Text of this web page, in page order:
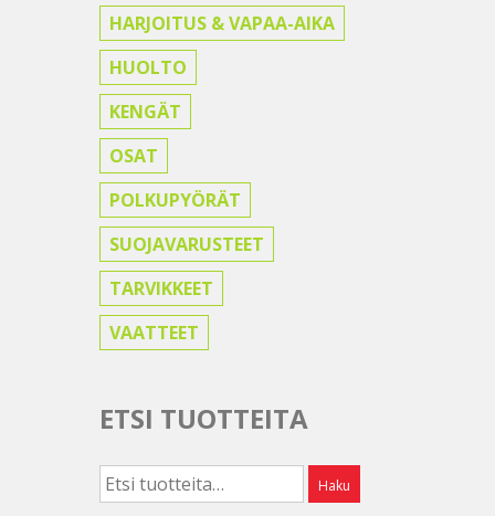
HARJOITUS & VAPAA-AIKA
HUOLTO
KENGÄT
OSAT
POLKUPYÖRÄT
SUOJAVARUSTEET
TARVIKKEET
VAATTEET
ETSI TUOTTEITA
Etsi: Haku